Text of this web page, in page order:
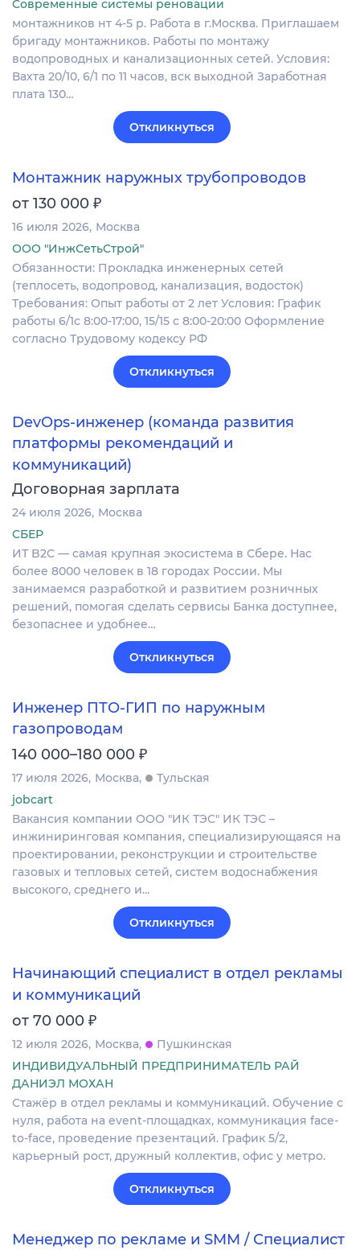
Современные системы реновации
монтажников нт 4-5 р. Работа в г.Москва. Приглашаем
бригаду монтажников. Работы по монтажу
водопроводных и канализационных сетей. Условия:
Вахта 20/10, 6/1 по 11 часов, вск выходной Заработная
плата 130…
Откликнуться
Монтажник наружных трубопроводов
от 130 000 ₽
16 июля 2026 Москва
ООО "ИнжСетьСтрой"
Обязанности: Прокладка инженерных сетей
(теплосеть, водопровод, канализация, водосток)
Требования: Опыт работы от 2 лет Условия: График
работы 6/1с 8:00-17:00, 15/15 с 8:00-20:00 Оформление
согласно Трудовому кодексу РФ
Откликнуться
DevOps-инженер (команда развития
платформы рекомендаций и
коммуникаций)
Договорная зарплата
24 июля 2026 Москва
СБЕР
ИТ B2C — самая крупная экосистема в Сбере. Нас
более 8000 человек в 18 городах России. Мы
занимаемся разработкой и развитием розничных
решений, помогая сделать сервисы Банка доступнее,
безопаснее и удобнее…
Откликнуться
Инженер ПТО-ГИП по наружным
газопроводам
140 000–180 000 ₽
17 июля 2026 Москва
Тульская
jobcart
Вакансия компании ООО "ИК ТЭС" ИК ТЭС –
инжиниринговая компания, специализирующаяся на
проектировании, реконструкции и строительстве
газовых и тепловых сетей, систем водоснабжения
высокого, среднего и…
Откликнуться
Начинающий специалист в отдел рекламы
и коммуникаций
от 70 000 ₽
12 июля 2026 Москва
Пушкинская
ИНДИВИДУАЛЬНЫЙ ПРЕДПРИНИМАТЕЛЬ РАЙ
ДАНИЭЛ МОХАН
Стажёр в отдел рекламы и коммуникаций. Обучение с
нуля, работа на event-площадках, коммуникация face-
to-face, проведение презентаций. График 5/2,
карьерный рост, дружный коллектив, офис у метро.
Откликнуться
Менеджер по рекламе и SMM / Специалист